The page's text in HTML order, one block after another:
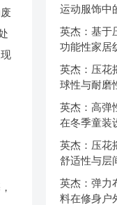
运动服饰中
英杰：基于
功能性家居
英杰：压花
球性与耐磨
英杰：高弹
在冬季童装
英杰：压花
舒适性与层
英杰：弹力
料在修身户